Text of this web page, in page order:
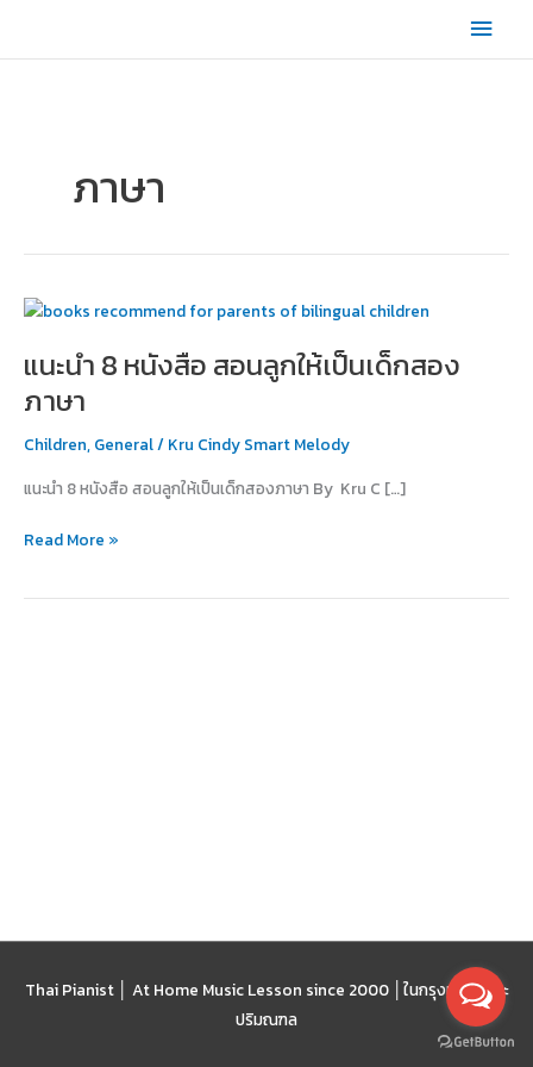
content
Main
ภาษา
แนะนำ 8 หนังสือ สอนลูกให้เป็นเด็กสอง
ภาษา
Children, General/ Kru Cindy Smart Melody
แนะนำ 8 หนังสือ สอนลูกให้เป็นเด็กสองภาษา By Kru C […]
แนะนำ
หนังสือ
ลูก
ให้
เด็ก
ภาษา
Read More »
Thai Pianist │ At Home Music Lesson since 2000 │ ในกรุงเทพฯ และ
ปริมณฑล